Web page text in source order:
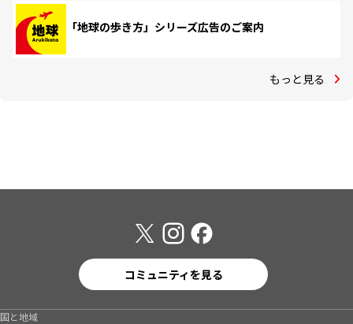
「地球の歩き方」シリーズ広告のご案内
もっと見る
コミュニティを見る
国と地域